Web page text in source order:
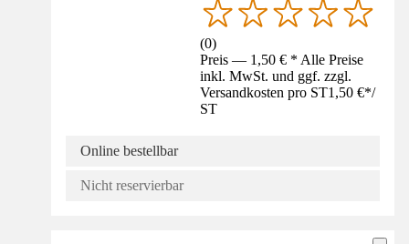
(0)
Preis — 1,50 € * Alle Preise
inkl. MwSt. und ggf. zzgl.
Versandkosten pro ST1,50 €*/
ST
Online bestellbar
Nicht reservierbar